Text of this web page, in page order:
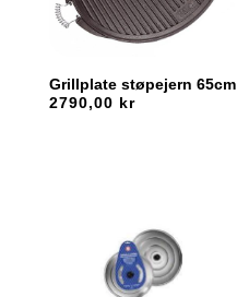
Grillplate støpejern 65cm
2790,00 kr